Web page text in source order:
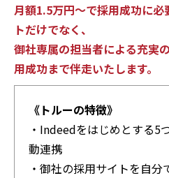
月額1.5万円～で採用成功に
トだけでなく、
御社専属の担当者による充実
用成功まで伴走いたします。
《トルーの特徴》
・Indeedをはじめとする5
動連携
・御社の採用サイトを自